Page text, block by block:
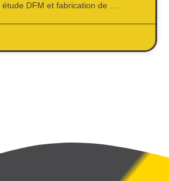
étude DFM et fabrication de …